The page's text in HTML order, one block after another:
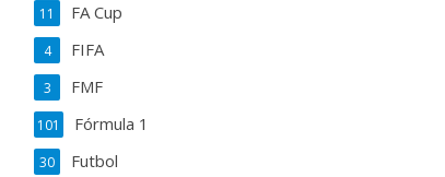
FA Cup
11
FIFA
4
FMF
3
Fórmula 1
101
Futbol
30